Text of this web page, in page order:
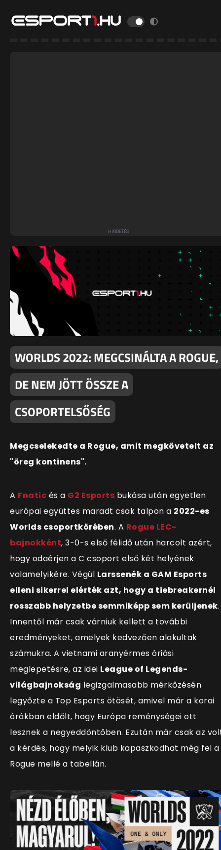
WORLDS 2022: MEGCSINÁLTA A ROGUE,
DE NEM JÖTT ÖSSZE A
CSOPORTELSŐSÉG
Megcselekedte a Rogue, amit megkövetelt az
"öreg kontinens".
A Fnatic és a G2 Esports bukása után egyetlen
európai együttes maradt csak talpon a 2022-es
Worlds csoportkörében. A Rogue LEC-
bajnokként, 3-0-s első félidő után harcolt azért,
hogy odaérjen a C csoport első két helyének
valamelyikére. Végül Larssenék a GAM Esports
elleni sikerrel elérték azt, hogy a tiebreakernél
rosszabb helyzetbe semmiképp sem kerüljenek.
Innentől már csak várniuk kellett a további
eredményeket, amelyek kedvezően alakultak
számukra. A vietnami aranyérmes óriási
meglepetésre, az idei League of Legends-
világbajnokság legizgalmasabb mérkőzésén
legyőzte a Top Esports ötösét, amivel már a korai
órákban eldőlt, hogy Európa reménységei ott
lesznek a negyeddöntőben. Ezután már csak az
a kérdés, hogy melyik klub kapaszkodhat még fel a
Rogue mellé a tabellán.